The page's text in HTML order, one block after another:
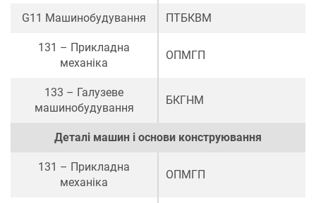
G11 Машинобудування ПТБКВМ
131 – Прикладна
механіка
ОПМГП
133 – Галузеве
машинобудування
БКГНМ
Деталі машин і основи конструювання
131 – Прикладна
механіка
ОПМГП